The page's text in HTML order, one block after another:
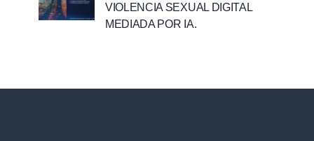
VIOLENCIA SEXUAL DIGITAL
MEDIADA POR IA.